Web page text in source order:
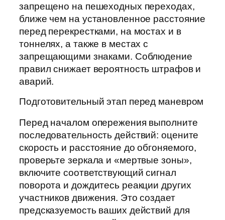
запрещено на пешеходных переходах,
ближе чем на установленное расстояние
перед перекрестками, на мостах и в
тоннелях, а также в местах с
запрещающими знаками. Соблюдение
правил снижает вероятность штрафов и
аварий.
Подготовительный этап перед маневром
Перед началом опережения выполните
последовательность действий: оцените
скорость и расстояние до обгоняемого,
проверьте зеркала и «мертвые зоны»,
включите соответствующий сигнал
поворота и дождитесь реакции других
участников движения. Это создает
предсказуемость ваших действий для